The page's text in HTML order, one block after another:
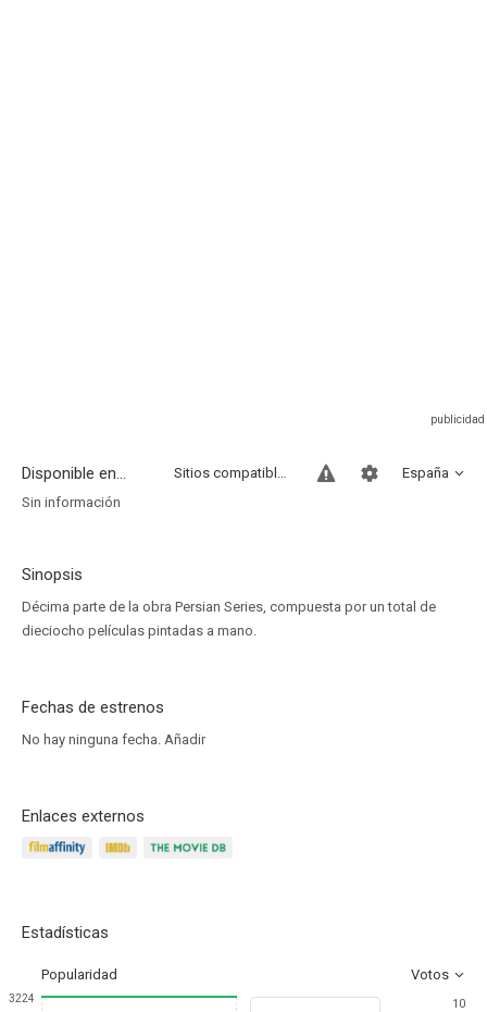
Disponible en... España
Sitios compatibles
Sin información
Sinopsis
Décima parte de la obra Persian Series, compuesta por un total de
dieciocho películas pintadas a mano.
Fechas de estrenos
No hay ninguna fecha. Añadir
Enlaces externos
Estadísticas
Popularidad Votos
3224
10